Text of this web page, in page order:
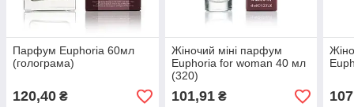
Парфум Euphoria 60мл
(голограма)
120,40 ₴
Жіночий міні парфум
Euphoria for woman 40 мл
(320)
101,91₴